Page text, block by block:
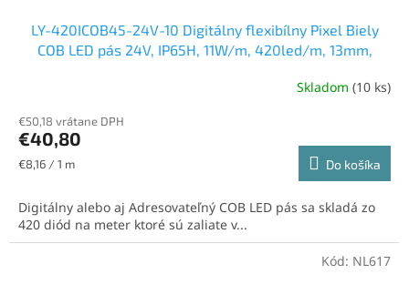
LY-420ICOB45-24V-10 Digitálny flexibílny Pixel Biely
COB LED pás 24V, IP65H, 11W/m, 420led/m, 13mm,
Skladom (10 ks)
€50,18 vrátane DPH
€40,80
Jednotková
€8,16 / 1 m Do košíka
Digitálny alebo aj Adresovateľný COB LED pás sa skladá zo
420 diód na meter ktoré sú zaliate v...
Kód: NL617